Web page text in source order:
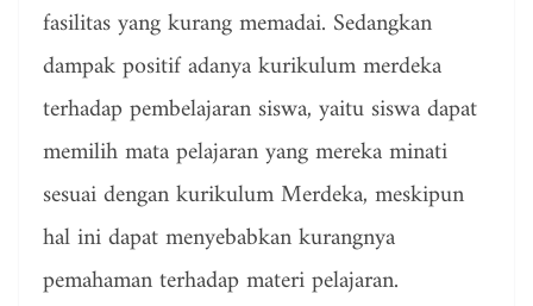
fasilitas yang kurang memadai. Sedangkan
dampak positif adanya kurikulum merdeka
terhadap pembelajaran siswa, yaitu siswa dapat
memilih mata pelajaran yang mereka minati
sesuai dengan kurikulum Merdeka, meskipun
hal ini dapat menyebabkan kurangnya
pemahaman terhadap materi pelajaran.